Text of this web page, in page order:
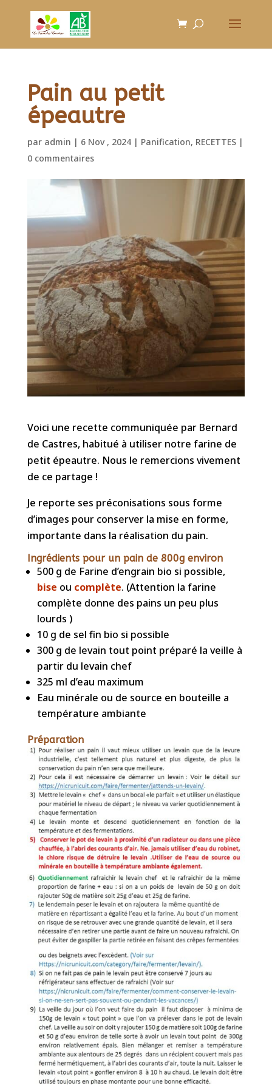
Pain au petit
épeautre
par admin | 6 Nov , 2024| Panification, RECETTES|
0 commentaires
Voici une recette communiquée par Bernard
de Castres, habitué à utiliser notre farine de
petit épeautre. Nous le remercions vivement
de ce partage !
Je reporte ses préconisations sous forme
d’images pour conserver la mise en forme,
importante dans la réalisation du pain.
Ingrédients pour un pain de 800g environ
500 g de Farine d’engrain bio si possible,
bise ou complète. (Attention la farine
complète donne des pains un peu plus
lourds )
10 g de sel fin bio si possible
300 g de levain tout point préparé la veille à
partir du levain chef
325 ml d’eau maximum
Eau minérale ou de source en bouteille a
température ambiante
Préparation